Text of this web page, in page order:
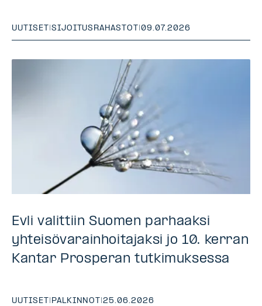
UUTISET |SIJOITUSRAHASTOT |09.07.2026
Evli valittiin Suomen parhaaksi
yhteisövarainhoitajaksi jo 10. kerran
Kantar Prosperan tutkimuksessa
UUTISET PALKINNOT |25.06.2026